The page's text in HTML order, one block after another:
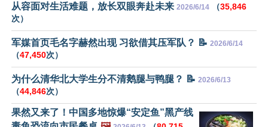
从容面对生活难题，放长双眼奔赴未来 2026/6/14 （35,846
次）
军媒首页毛名字赫然出现 习欲借其压军队？ 📝 2026/6/14
（47,450次）
为什么清华北大学生分不清鹅腿与鸭腿？ 📝 2026/6/13
（44,846次）
果然又来了！中国多地惊爆“安定鱼”黑产线